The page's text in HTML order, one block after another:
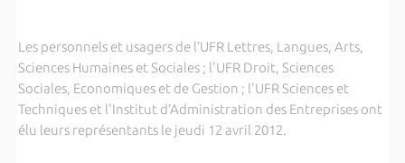
Les personnels et usagers de l’UFR Lettres, Langues, Arts,
Sciences Humaines et Sociales ; l'UFR Droit, Sciences
Sociales, Economiques et de Gestion ; l'UFR Sciences et
Techniques et l'Institut d’Administration des Entreprises ont
élu leurs représentants le jeudi 12 avril 2012.